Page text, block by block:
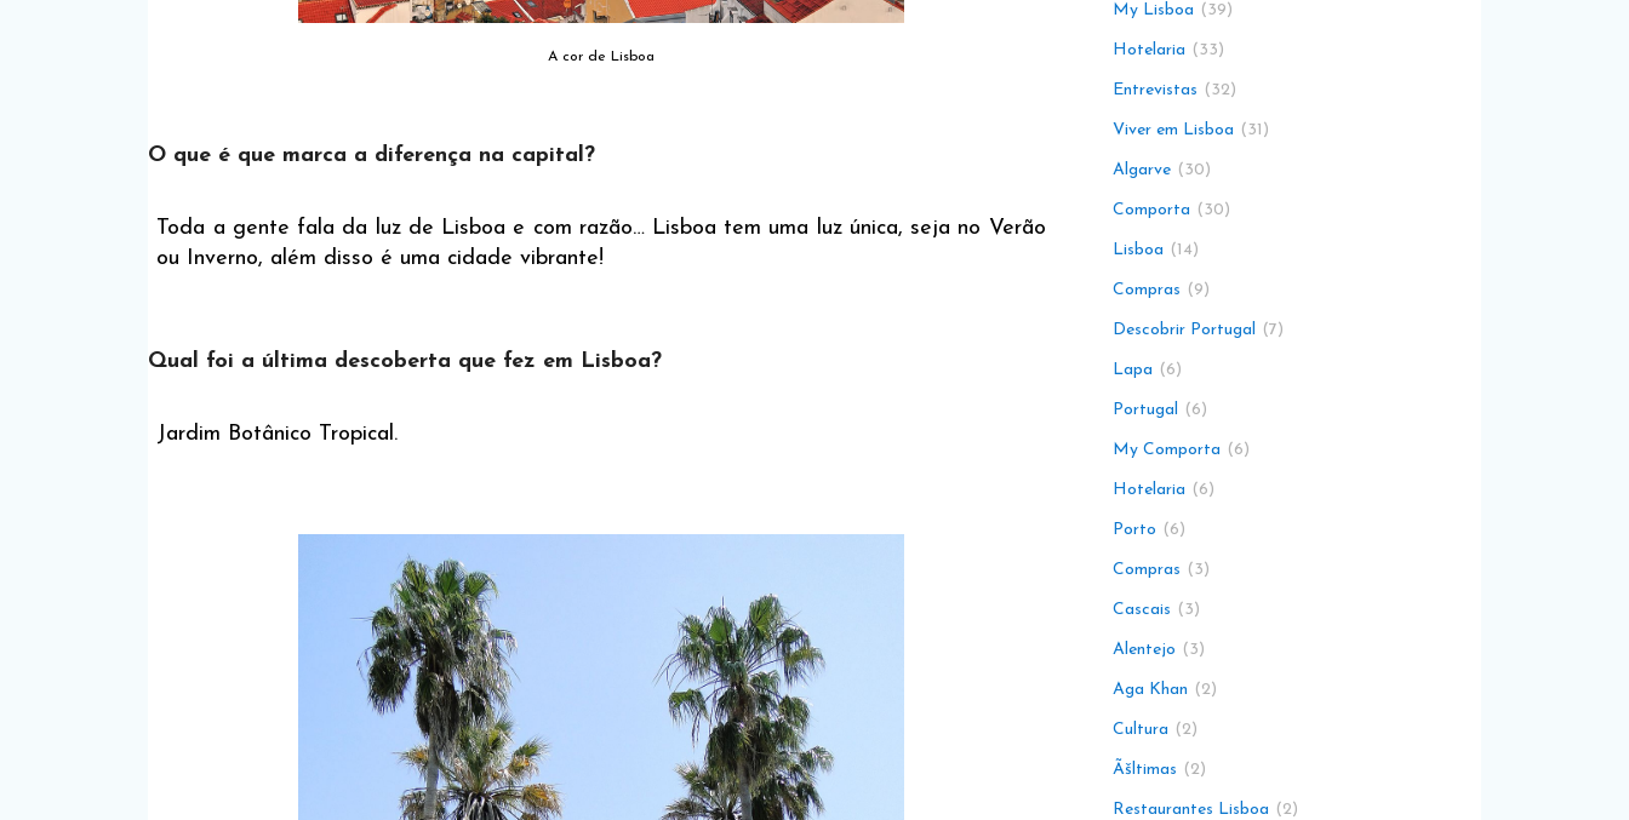
A cor de Lisboa
O que é que marca a diferença na capital?
Toda a gente fala da luz de Lisboa e com razão… Lisboa tem uma luz única, seja no Verão
ou Inverno, além disso é uma cidade vibrante!
Qual foi a última descoberta que fez em Lisboa?
Jardim Botânico Tropical.
My Lisboa 39
Hotelaria 33
Entrevistas 32
Viver em Lisboa 31
Algarve 30
Comporta 30
Lisboa 14
Compras 9
Descobrir Portugal 7
Lapa 6
Portugal 6
My Comporta 6
Hotelaria 6
Porto 6
Compras 3
Cascais 3
Alentejo 3
Aga Khan 2
Cultura 2
Ãšltimas 2
Restaurantes Lisboa 2